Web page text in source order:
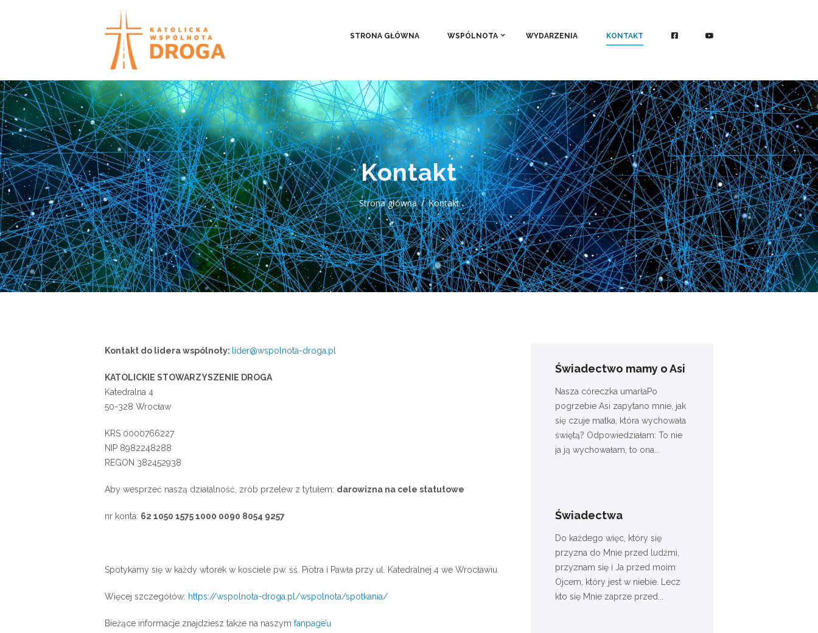
STRONA GŁÓWNA WSPÓLNOTA WYDARZENIA KONTAKT
Kontakt
Strona główna Kontakt
Kontakt do lidera wspólnoty: lider@wspolnota-droga.pl
KATOLICKIE STOWARZYSZENIE DROGA
Katedralna 4
50-328 Wrocław
KRS 0000766227
NIP 8982248288
REGON 382452938
Aby wesprzeć naszą działalność, zrób przelew z tytułem: darowizna na cele statutowe
nr konta: 62 1050 1575 1000 0090 8054 9257
Spotykamy się w każdy wtorek w kościele pw. śś. Piotra i Pawła przy ul. Katedralnej 4 we Wrocławiu.
Więcej szczegółów: https://wspolnota-droga.pl/wspolnota/spotkania/
Bieżące informacje znajdziesz także na naszym fanpage’u
Świadectwo mamy o Asi
Nasza córeczka umarłaPo
pogrzebie Asi zapytano mnie, jak
się czuje matka, która wychowała
świętą? Odpowiedziałam: To nie
ja ją wychowałam, to ona...
Świadectwa
Do każdego więc, który się
przyzna do Mnie przed ludźmi,
przyznam się i Ja przed moim
Ojcem, który jest w niebie. Lecz
kto się Mnie zaprze przed...